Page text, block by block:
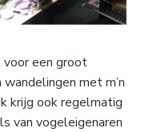
voor een groot
met m’n
krijg ook regelmatig
van vogeleigenaren